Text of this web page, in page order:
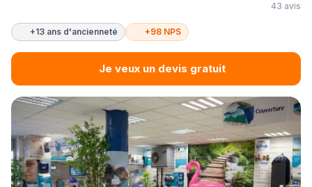
43 avis
+13 ans d'ancienneté +98 NPS
Je veux un devis gratuit